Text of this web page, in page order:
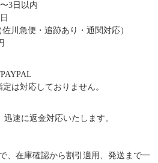
3日以内
川急便・追跡あり・通関対応）
は対応しておりません。
速に返金対応いたします。
、在庫確認から割引適用、発送まで一